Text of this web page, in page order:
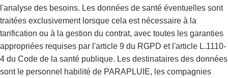
l'analyse des besoins. Les données de santé éventuelles sont
traitées exclusivement lorsque cela est nécessaire à la
tarification ou à la gestion du contrat, avec toutes les garanties
appropriées requises par l'article 9 du RGPD et l'article L.1110-
4 du Code de la santé publique. Les destinataires des données
sont le personnel habilité de PARAPLUIE, les compagnies